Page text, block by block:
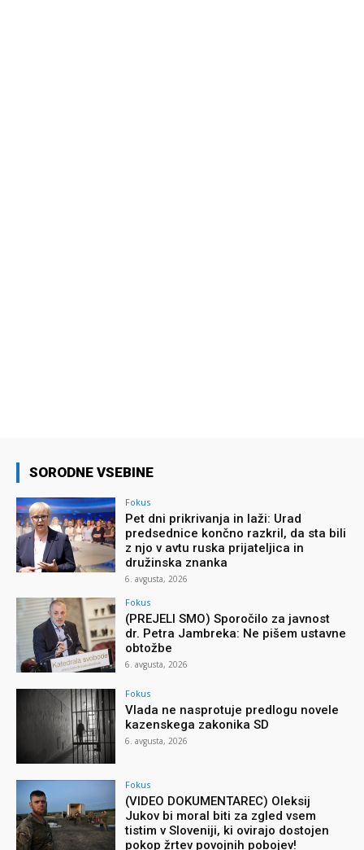
SORODNE VSEBINE
Fokus
Pet dni prikrivanja in laži: Urad
predsednice končno razkril, da sta bili
z njo v avtu ruska prijateljica in
družinska znanka
6. avgusta, 2026
Fokus
(PREJELI SMO) Sporočilo za javnost
dr. Petra Jambreka: Ne pišem ustavne
obtožbe
6. avgusta, 2026
Fokus
Vlada ne nasprotuje predlogu novele
kazenskega zakonika SD
6. avgusta, 2026
Fokus
(VIDEO DOKUMENTAREC) Oleksij
Jukov bi moral biti za zgled vsem
tistim v Sloveniji, ki ovirajo dostojen
pokop žrtev povojnih pobojev!